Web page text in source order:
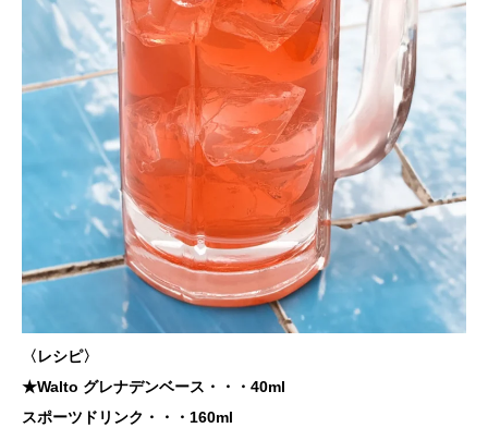
〈レシピ〉
★Walto グレナデンベース・・・40ml
スポーツドリンク・・・160ml